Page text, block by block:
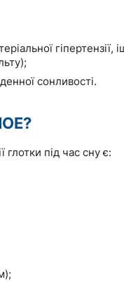
сонливості.
під час сну є: